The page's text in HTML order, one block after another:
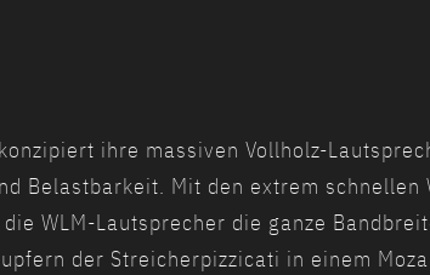
ihre massiven Vollholz-
Belastbarkeit. Mit den extrem schnellen
WLM-Lautsprecher die ganze
der Streicherpizzicati in einem